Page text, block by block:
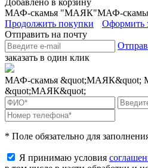
Добавлено в корзину
МАФ-скамья "МАЯК"МАФ-
Продолжить покупки
Оформить
Отправить на почту
заказать в один клик
МАФ-скамья &quot;МАЯК&quot;
&quot;МАЯК&quot;
* Поле обязательно для
Я принимаю условия